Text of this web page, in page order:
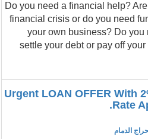
... Do you need a financial help?
financial crisis or do you need
your own business? Do you
settle your debt or pay off
Urgent LOAN OFFER With
Rate
حراج الدمام